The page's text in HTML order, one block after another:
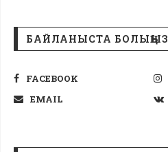
БАЙЛАНЫСТА БОЛЫҢЫЗ
FACEBOOK
EMAIL